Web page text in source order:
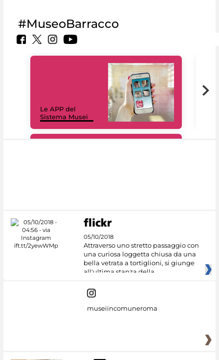
#MuseoBarracco
Le APP del
Sistema Musei
05/10/2018
Attraverso uno stretto passaggio con
una curiosa loggetta chiusa da una
bella vetrata a tortiglioni, si giunge
all'ultima stanza della
museiincomuneroma